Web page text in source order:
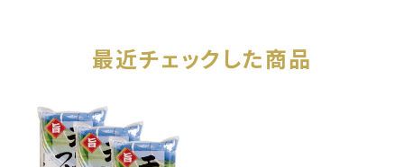
最近チェックした商品